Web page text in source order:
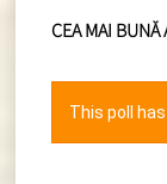
CEA MAI BUNĂ
This poll